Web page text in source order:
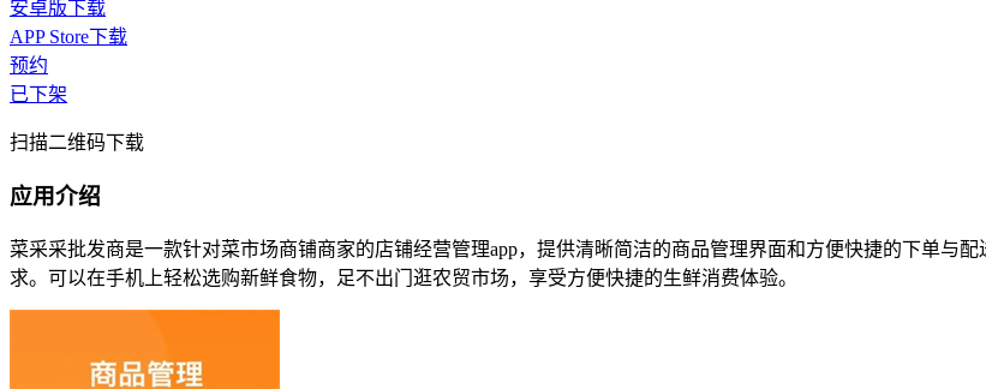
安卓版下载
APP Store下载
预约
已下架
扫描二维码下载
应用介绍
菜采采批发商是一款针对菜市场商铺商家的店铺经营管理app，提供清晰简洁的商品管理界面和方便快捷的下单与
求。可以在手机上轻松选购新鲜食物，足不出门逛农贸市场，享受方便快捷的生鲜消费体验。